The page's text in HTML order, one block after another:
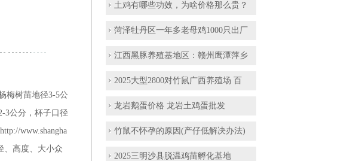
梅树苗地径3-5公
3公分，杯子口径
www.shangha
、高度、大小众
土鸡有哪些功效，为啥价格那么贵？
菏泽牡丹区一年多老母鸡1000只出厂
江西黑豚养殖基地区：赣州鹰潭萍乡
2025大型2800对竹鼠广西养殖场 百
龙岩鹅蛋价格 龙岩土鸡蛋批发
竹鼠不怀孕的原因(产仔低解决办法)
2025三明沙县脱温鸡苗孵化基地